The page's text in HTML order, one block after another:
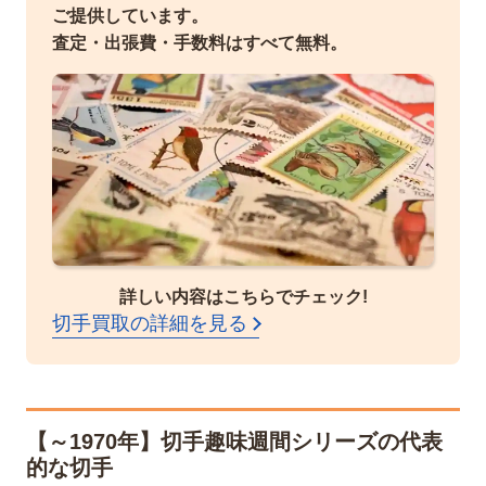
ご提供しています。
査定・出張費・手数料はすべて無料。
詳しい内容はこちらでチェック!
切手買取の詳細を見る
【～1970年】切手趣味週間シリーズの代表
的な切手